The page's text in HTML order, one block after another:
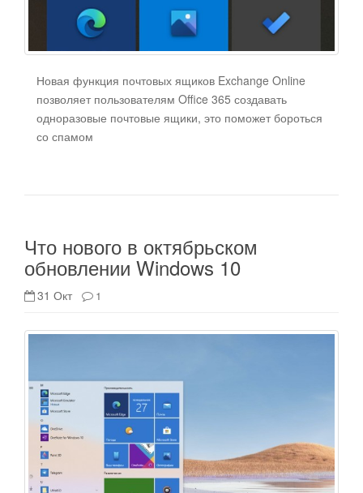
Новая функция почтовых ящиков Exchange Online
позволяет пользователям Office 365 создавать
одноразовые почтовые ящики, это поможет бороться
со спамом
Что нового в октябрьском
обновлении Windows 10
31 Окт 1